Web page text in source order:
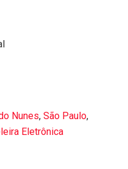
Nunes,São Paulo,
Eletrônica